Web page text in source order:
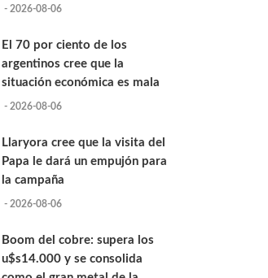
- 2026-08-06
El 70 por ciento de los
argentinos cree que la
situación económica es mala
- 2026-08-06
Llaryora cree que la visita del
Papa le dará un empujón para
la campaña
- 2026-08-06
Boom del cobre: supera los
u$s14.000 y se consolida